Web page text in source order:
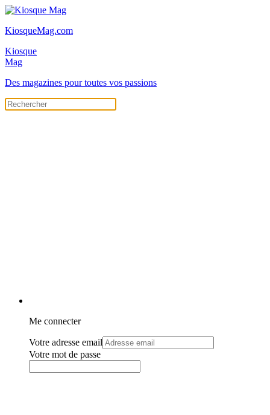
KiosqueMag.com
Kiosque
Mag
Des magazines pour toutes vos passions
Me connecter
Votre adresse email
Votre mot de passe